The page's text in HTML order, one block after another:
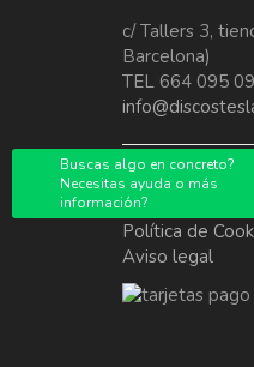
Buscas algo en concreto?
Necesitas ayuda o más
información?
c/ Tallers 3,
Barcelona)
TEL 664 095
Terminos y
Política de
Política de
Aviso legal